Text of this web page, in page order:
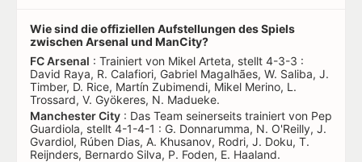
Wie sind die offiziellen Aufstellungen des Spiels
zwischen Arsenal und ManCity?
FC Arsenal : Trainiert von Mikel Arteta, stellt 4-3-3 :
David Raya, R. Calafiori, Gabriel Magalhães, W. Saliba, J.
Timber, D. Rice, Martín Zubimendi, Mikel Merino, L.
Trossard, V. Gyökeres, N. Madueke.
Manchester City : Das Team seinerseits trainiert von Pep
Guardiola, stellt 4-1-4-1 : G. Donnarumma, N. O'Reilly, J.
Gvardiol, Rúben Dias, A. Khusanov, Rodri, J. Doku, T.
Reijnders, Bernardo Silva, P. Foden, E. Haaland.